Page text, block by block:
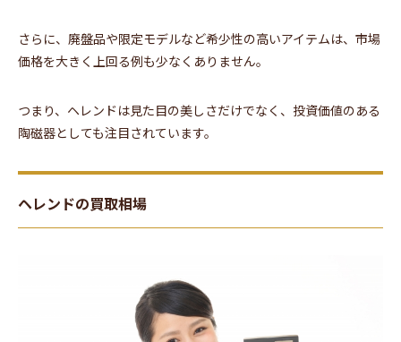
さらに、廃盤品や限定モデルなど希少性の高いアイテムは、市場
価格を大きく上回る例も少なくありません。
つまり、ヘレンドは見た目の美しさだけでなく、投資価値のある
陶磁器としても注目されています。
ヘレンドの買取相場